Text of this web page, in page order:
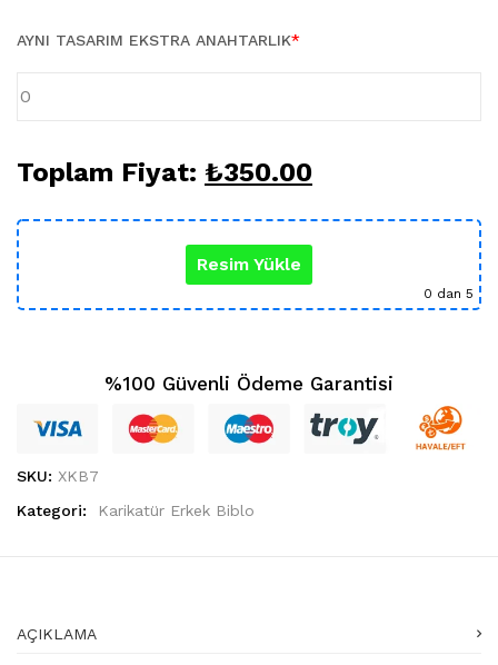
KUPA BARDAK (5)
Öğretmenler Günü (5)
AYNI TASARIM EKSTRA ANAHTARLIK*
Toplam Fiyat: ₺350.00
Resim Yükle
0 dan 5
%100 Güvenli Ödeme Garantisi
SKU: XKB7
Kategori:
Karikatür Erkek Biblo
AÇIKLAMA